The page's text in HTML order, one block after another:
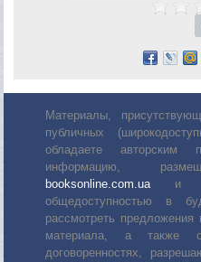
Материалы,
публичных
обладаете
информацию,
booksonline.com.uaи не
общедоступностью в
рассмотреть
материала, а также
договоренностях,